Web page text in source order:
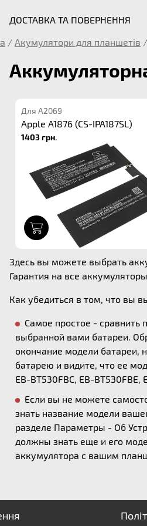
ДОСТАВКА ТА ПОВЕРНЕННЯ
/ Акумулятори для планшетів /
Для A2069
Apple A1876 (CS-IPA187SL)
1403 грн.
Здесь вы можете выбрать
Гарантия на все
Как убедиться в том, что вы
Самое простое -
выбранной вами батареи.
окончание модели батареи,
батарею и видите, что ее
EB-BT530FBC, EB-BT530FBE,
Если вы не можете
знать название модели
разделе Параметры - Об
должны знать еще и его
аккумулятора с вашим